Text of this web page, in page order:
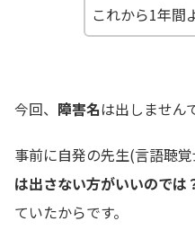
これから1年間
今回、 障害名は出しません
事前に自発の先生(言語聴覚
は出さない方がいいのでは
ていたからです。